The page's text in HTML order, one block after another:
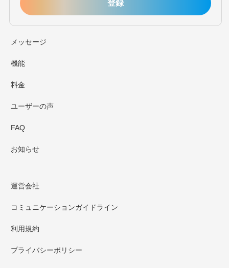
メッセージ
機能
料金
ユーザーの声
FAQ
お知らせ
運営会社
コミュニケーションガイドライン
利用規約
プライバシーポリシー